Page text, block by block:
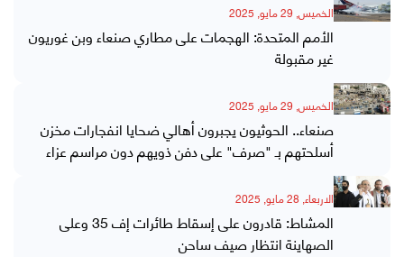
الخميس, 29 مايو, 2025
الأمم المتحدة: الهجمات على مطاري صنعاء وبن غوريون
غير مقبولة
الخميس, 29 مايو, 2025
صنعاء.. الحوثيون يجبرون أهالي ضحايا انفجارات مخزن
أسلحتهم بـ "صرف" على دفن ذويهم دون مراسم عزاء
الاربعاء, 28 مايو, 2025
المشاط: قادرون على إسقاط طائرات إف 35 وعلى
الصهاينة انتظار صيف ساحن